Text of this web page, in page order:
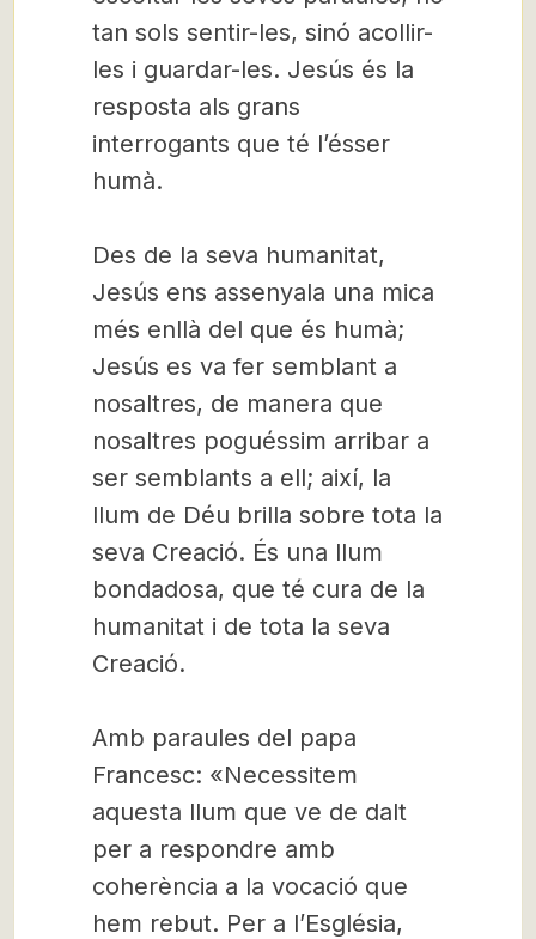
tan sols sentir-les, sinó acollir-
les i guardar-les. Jesús és la
resposta als grans
interrogants que té l’ésser
humà.
Des de la seva humanitat,
Jesús ens assenyala una mica
més enllà del que és humà;
Jesús es va fer semblant a
nosaltres, de manera que
nosaltres poguéssim arribar a
ser semblants a ell; així, la
llum de Déu brilla sobre tota la
seva Creació. És una llum
bondadosa, que té cura de la
humanitat i de tota la seva
Creació.
Amb paraules del papa
Francesc: «Necessitem
aquesta llum que ve de dalt
per a respondre amb
coherència a la vocació que
hem rebut. Per a l’Església,